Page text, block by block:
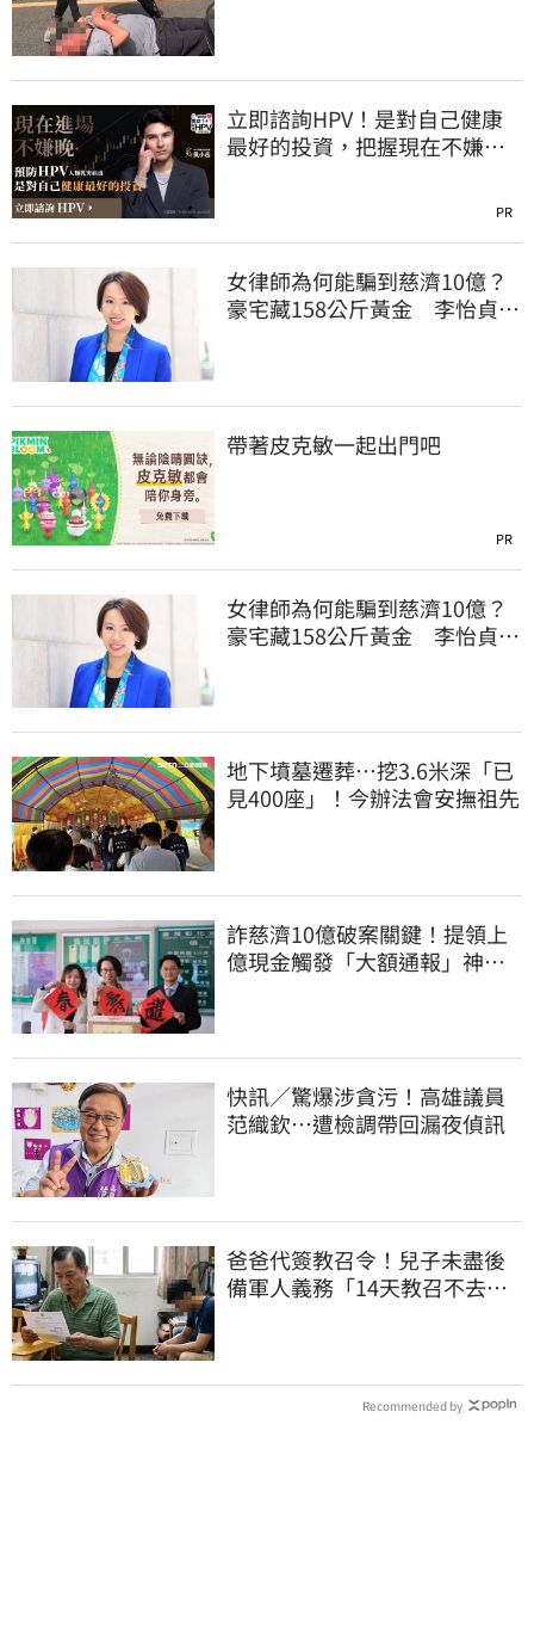
立即諮詢HPV！是對自己健康
最好的投資，把握現在不嫌
PR
女律師為何能騙到慈濟10億？
豪宅藏158公斤黃金 李怡貞驚
帶著皮克敏一起出門吧
PR
女律師為何能騙到慈濟10億？
豪宅藏158公斤黃金 李怡貞驚
地下墳墓遷葬…挖3.6米深「已
見400座」！今辦法會安撫祖先
詐慈濟10億破案關鍵！提領上
億現金觸發「大額通報」神鬼
快訊／驚爆涉貪污！高雄議員
范織欽…遭檢調帶回漏夜偵訊
爸爸代簽教召令！兒子未盡後
備軍人義務「14天教召不去」
Recommended by